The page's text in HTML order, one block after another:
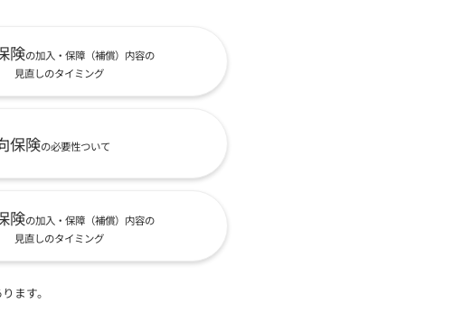
険の加入・保障（補償）内容の
見直しのタイミング
保険の必要性ついて
険の加入・保障（補償）内容の
見直しのタイミング
ます。